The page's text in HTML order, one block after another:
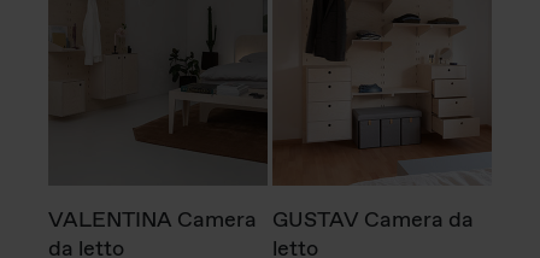
VALENTINA Camera
da letto
GUSTAV Camera da
letto